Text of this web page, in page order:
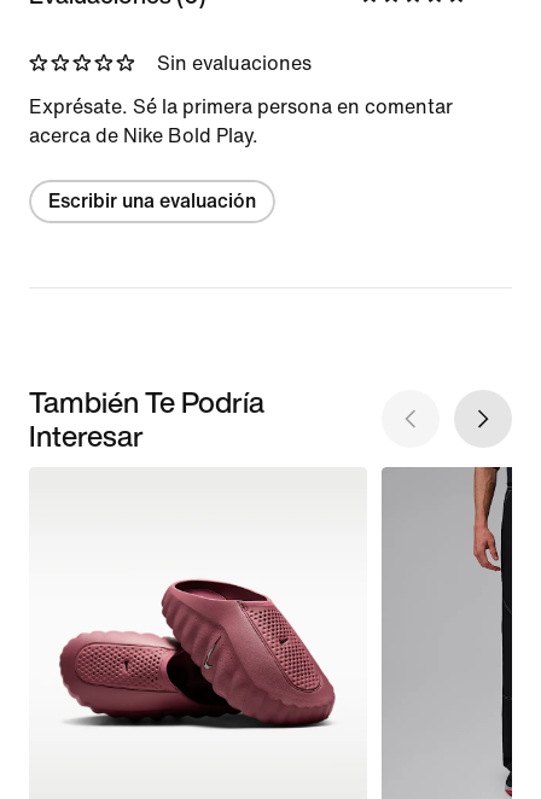
Sin evaluaciones
Exprésate. Sé la primera persona en comentar
acerca de Nike Bold Play.
Escribir una evaluación
También Te Podría
Interesar